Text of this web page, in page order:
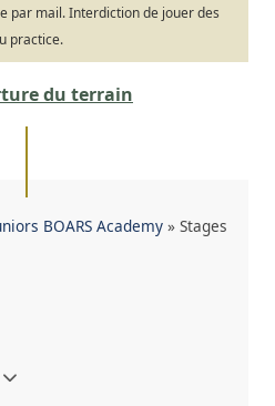
par mail. Interdiction de jouer des
practice.
du terrain
BOARS Academy » Stages